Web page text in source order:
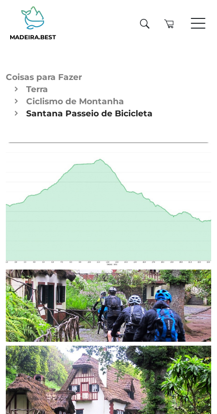
MADEIRA.BEST
Coisas para Fazer
Terra
Ciclismo de Montanha
Santana Passeio de Bicicleta